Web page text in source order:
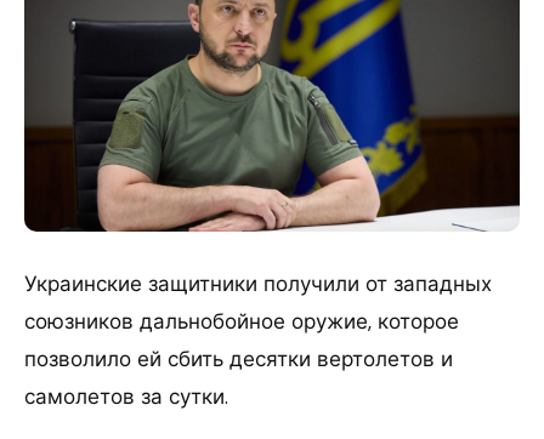
Украинские защитники получили от западных
союзников дальнобойное оружие, которое
позволило ей сбить десятки вертолетов и
самолетов за сутки.